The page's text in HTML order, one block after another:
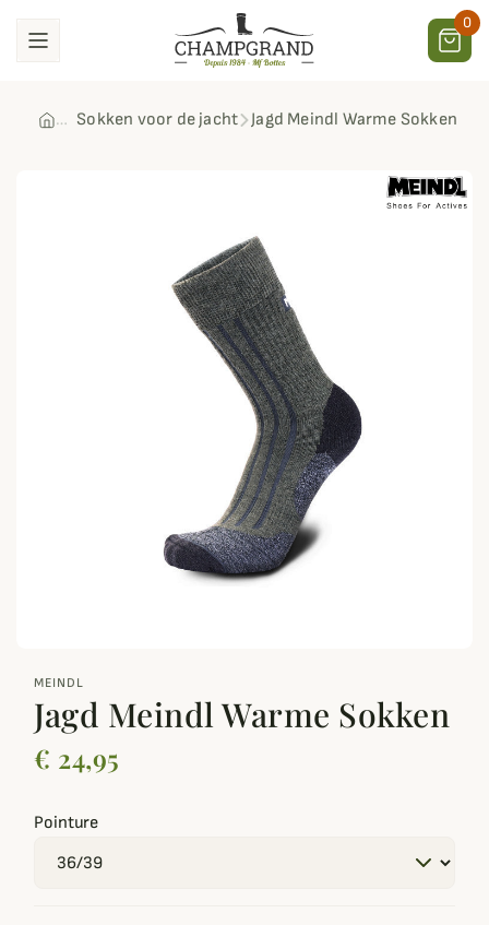
0
Sokken voor de jacht Jagd Meindl Warme Sokken
MEINDL
Jagd Meindl Warme Sokken
€ 24,95
Pointure